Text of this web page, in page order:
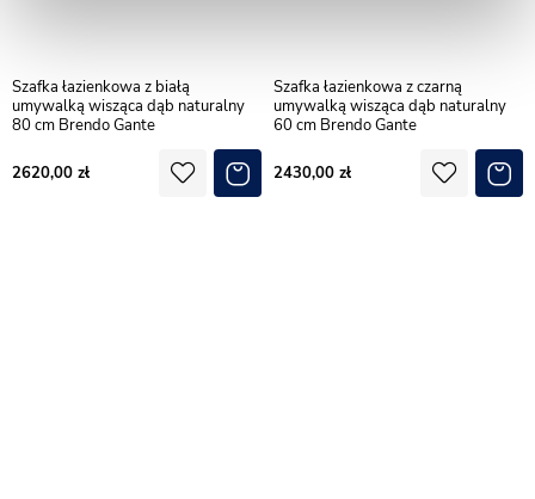
Szafka łazienkowa z białą
umywalką wisząca dąb naturalny
80 cm Brendo Gante
2620,00
Szafka łazienkowa z czarną
umywalką wisząca dąb naturalny
60 cm Brendo Gante
2430,00